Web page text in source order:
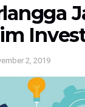
2, 2019